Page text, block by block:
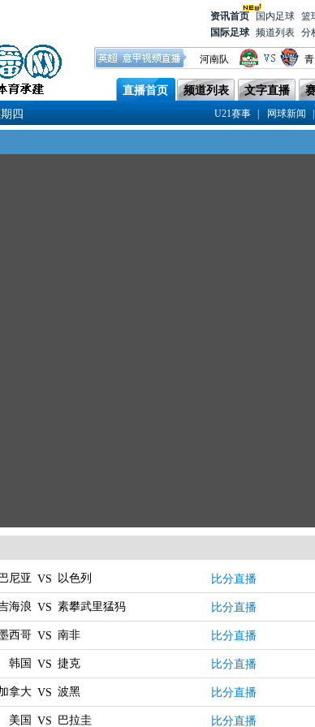
资讯首页 国内足球 篮
国际足球 频道列表 分
河南队
北京国安
重庆铜梁龙
直播首页 频道列表 文字直播
U21赛事 | 网球新闻 |
四
尼亚 VS 以色列 比分直播
海浪 VS 素攀武里猛犸 比分直播
西哥 VS 南非 比分直播
韩国 VS 捷克 比分直播
拿大 VS 波黑 比分直播
美国 VS 巴拉圭 比分直播